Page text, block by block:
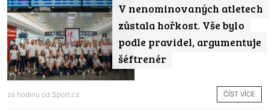
V nenominovaných atletech
zůstala hořkost. Vše bylo
podle pravidel, argumentuje
šéftrenér
za hodinu od Sport.cz ČÍST VÍCE